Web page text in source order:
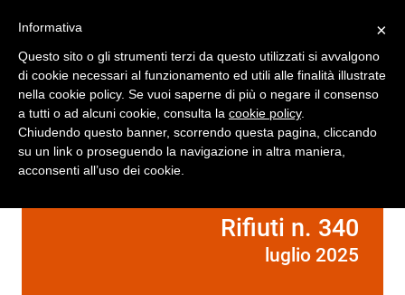
Accedi
Rifiuti n. 340
luglio 2025
×
Informativa
Questo sito o gli strumenti terzi da questo utilizzati si avvalgono
di cookie necessari al funzionamento ed utili alle finalità illustrate
nella cookie policy. Se vuoi saperne di più o negare il consenso
a tutti o ad alcuni cookie, consulta la cookie policy.
Chiudendo questo banner, scorrendo questa pagina, cliccando
su un link o proseguendo la navigazione in altra maniera,
acconsenti all’uso dei cookie.